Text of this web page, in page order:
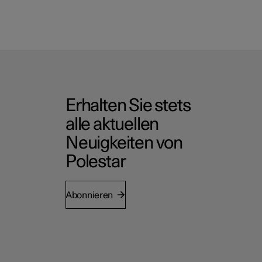
Erhalten Sie stets
alle aktuellen
Neuigkeiten von
Polestar
Abonnieren